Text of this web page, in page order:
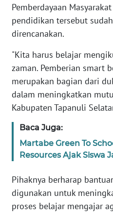
Pemberdayaan
pendidikan tersebut
direncanakan.
"Kita harus belajar
zaman. Pemberian smart
merupakan bagian dari
dalam meningkatkan
Kabupaten Tapanuli
Baca Juga:
Martabe Green To
Resources Ajak Siswa
Pihaknya berharap
digunakan untuk
proses belajar mengajar
WN
JAMBI
SULTRA
WN
NTB
SULTENG
WN
WN